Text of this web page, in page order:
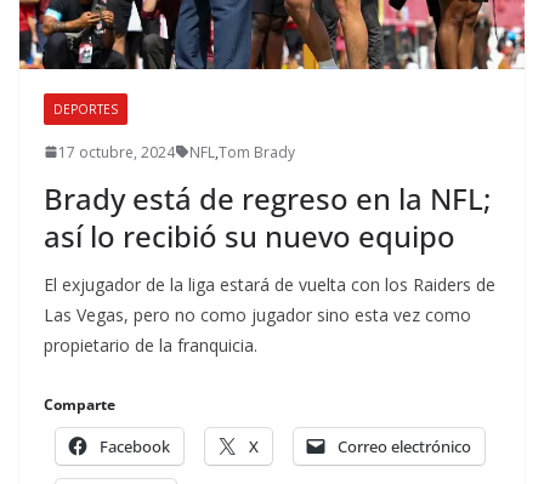
DEPORTES
17 octubre, 2024 NFL,Tom Brady
Brady está de regreso en la NFL;
así lo recibió su nuevo equipo
El exjugador de la liga estará de vuelta con los Raiders de
Las Vegas, pero no como jugador sino esta vez como
propietario de la franquicia.
Comparte
Facebook X Correo electrónico